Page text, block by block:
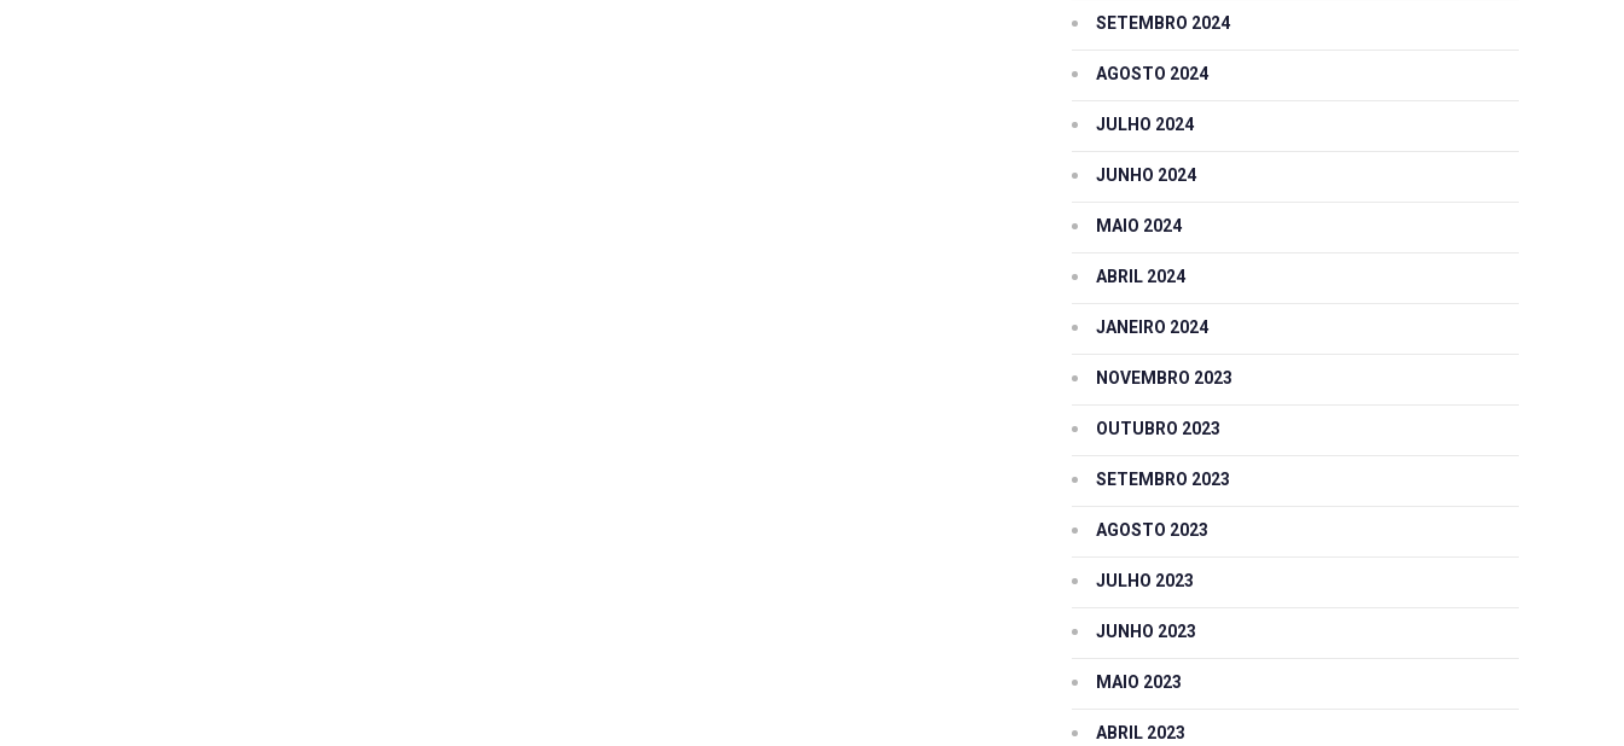
SETEMBRO 2024
AGOSTO 2024
JULHO 2024
JUNHO 2024
MAIO 2024
ABRIL 2024
JANEIRO 2024
NOVEMBRO 2023
OUTUBRO 2023
SETEMBRO 2023
AGOSTO 2023
JULHO 2023
JUNHO 2023
MAIO 2023
ABRIL 2023